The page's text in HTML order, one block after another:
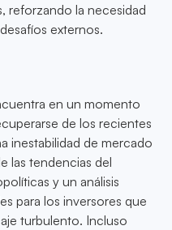
reforzando la necesidad
externos.
en un momento
de los recientes
inestabilidad de mercado
las tendencias del
y un análisis
para los inversores que
turbulento. Incluso